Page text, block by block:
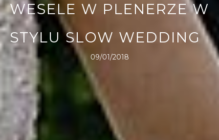
WESELE W PLENERZE W
STYLU SLOW WEDDING
09/01/2018